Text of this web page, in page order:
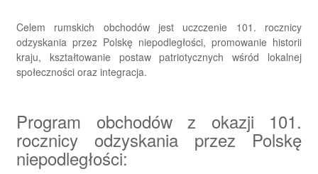
Celem rumskich obchodów jest uczczenie 101. rocznicy
odzyskania przez Polskę niepodległości, promowanie historii
kraju, kształtowanie postaw patriotycznych wśród lokalnej
społeczności oraz integracja.
Program obchodów z okazji 101.
rocznicy odzyskania przez Polskę
niepodległości: